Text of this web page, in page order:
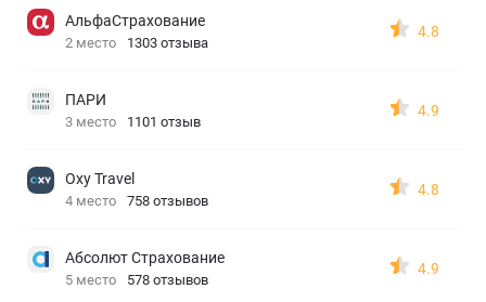
АльфаСтрахование
2 место 1303 отзыва
4.8
ПАРИ
3 место 1101 отзыв
4.9
Oxy Travel
4 место 758 отзывов
4.8
Абсолют Страхование
5 место 578 отзывов
4.9